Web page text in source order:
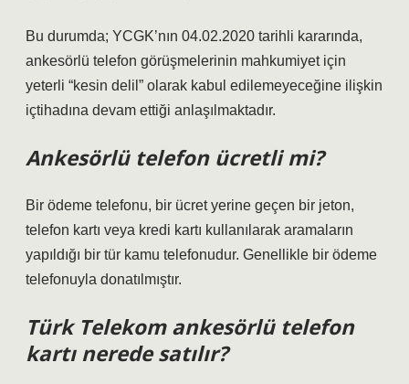
Bu durumda; YCGK’nın 04.02.2020 tarihli kararında,
ankesörlü telefon görüşmelerinin mahkumiyet için
yeterli “kesin delil” olarak kabul edilemeyeceğine ilişkin
içtihadına devam ettiği anlaşılmaktadır.
Ankesörlü telefon ücretli mi?
Bir ödeme telefonu, bir ücret yerine geçen bir jeton,
telefon kartı veya kredi kartı kullanılarak aramaların
yapıldığı bir tür kamu telefonudur. Genellikle bir ödeme
telefonuyla donatılmıştır.
Türk Telekom ankesörlü telefon
kartı nerede satılır?